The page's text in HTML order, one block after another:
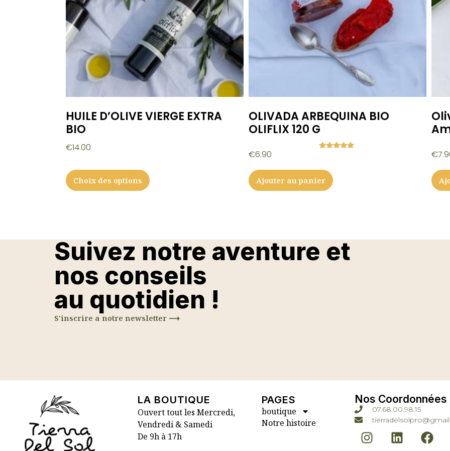
HUILE D’OLIVE VIERGE EXTRA
BIO
€14.00
Choix des options
OLIVADA ARBEQUINA BIO
OLIFLIX 120 G
sur 5
€6.90
Ajouter au panier
€
Suivez notre aventure et
nos conseils
au quotidien !
S'inscrire a notre newsletter ⟶
LA BOUTIQUE
Ouvert tout les Mercredi,
Vendredi & Samedi
De 9h à 17h
PAGES
boutique
Notre histoire
Nos Coordonnées
07.68.00.98.15